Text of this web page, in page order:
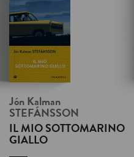
Jón Kalman
STEFÁNSSON
IL MIO SOTTOMARINO
GIALLO